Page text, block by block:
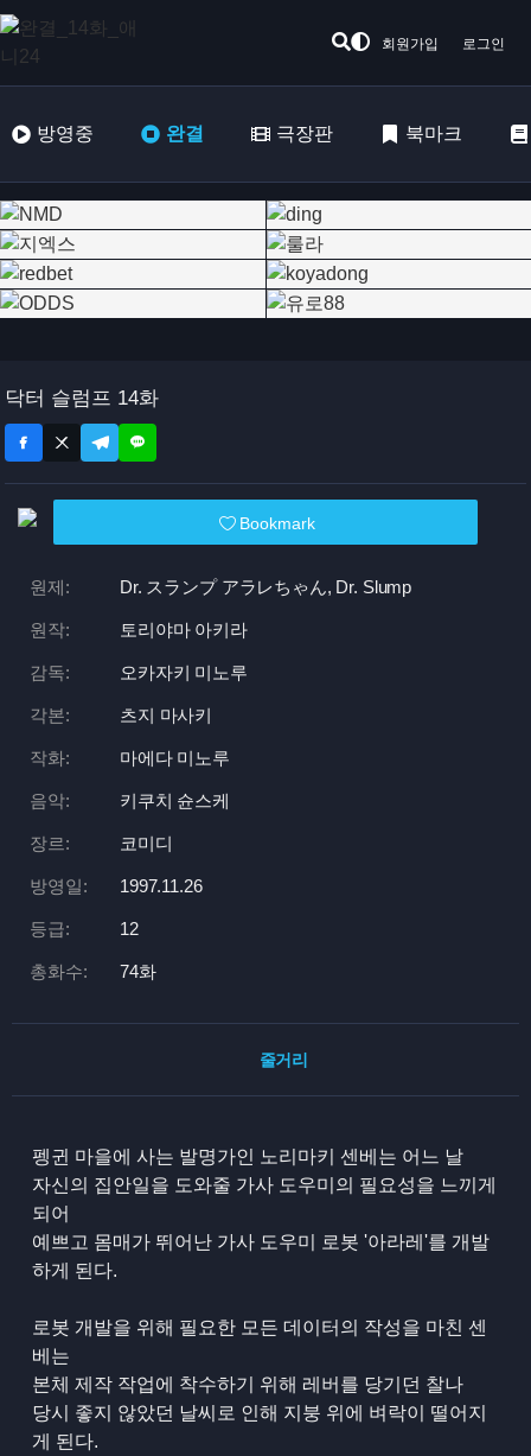
회원가입 로그인
방영중 완결 극장판 북마크
닥터 슬럼프 14화
Bookmark
원제: Dr. スランプ アラレちゃん, Dr. Slump
원작: 토리야마 아키라
감독: 오카자키 미노루
각본: 츠지 마사키
작화: 마에다 미노루
음악: 키쿠치 슌스케
장르: 코미디
방영일: 1997.11.26
등급: 12
총화수: 74화
줄거리
펭귄 마을에 사는 발명가인 노리마키 센베는 어느 날
자신의 집안일을 도와줄 가사 도우미의 필요성을 느끼게
되어
예쁘고 몸매가 뛰어난 가사 도우미 로봇 '아라레'를 개발
하게 된다.
로봇 개발을 위해 필요한 모든 데이터의 작성을 마친 센
베는
본체 제작 작업에 착수하기 위해 레버를 당기던 찰나
당시 좋지 않았던 날씨로 인해 지붕 위에 벼락이 떨어지
게 된다.